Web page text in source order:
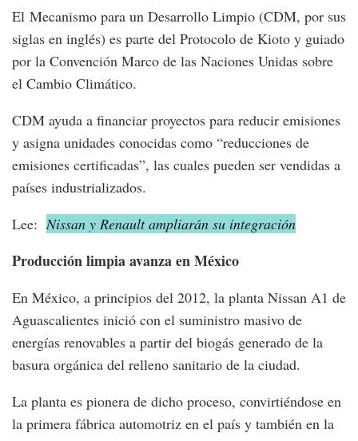
El Mecanismo para un Desarrollo Limpio (CDM, por sus
siglas en inglés) es parte del Protocolo de Kioto y guiado
por la Convención Marco de las Naciones Unidas sobre
el Cambio Climático.
CDM ayuda a financiar proyectos para reducir emisiones
y asigna unidades conocidas como “reducciones de
emisiones certificadas”, las cuales pueden ser vendidas a
países industrializados.
Lee: Nissan y Renault ampliarán su integración
Producción limpia avanza en México
En México, a principios del 2012, la planta Nissan A1 de
Aguascalientes inició con el suministro masivo de
energías renovables a partir del biogás generado de la
basura orgánica del relleno sanitario de la ciudad.
La planta es pionera de dicho proceso, convirtiéndose en
la primera fábrica automotriz en el país y también en la